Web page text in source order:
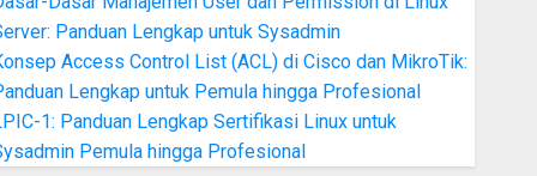
Panduan Lengkap untuk Sysadmin
Access Control List (ACL) di Cisco dan MikroTik:
Lengkap untuk Pemula hingga Profesional
1: Panduan Lengkap Sertifikasi Linux untuk
Pemula hingga Profesional